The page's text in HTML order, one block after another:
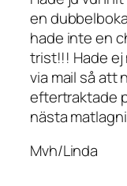
en
hade inte en
trist!!! Hade ej
via mail så att
eftertraktade
nästa
Mvh/Linda